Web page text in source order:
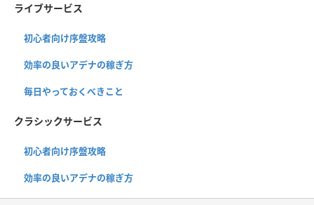
ライブサービス
初心者向け序盤攻略
効率の良いアデナの稼ぎ方
毎日やっておくべきこと
クラシックサービス
初心者向け序盤攻略
効率の良いアデナの稼ぎ方